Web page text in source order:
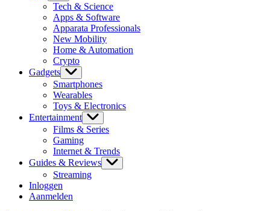
Tech & Science
Apps & Software
Apparata Professionals
New Mobility
Home & Automation
Crypto
Gadgets
Smartphones
Wearables
Toys & Electronics
Entertainment
Films & Series
Gaming
Internet & Trends
Guides & Reviews
Streaming
Inloggen
Aanmelden